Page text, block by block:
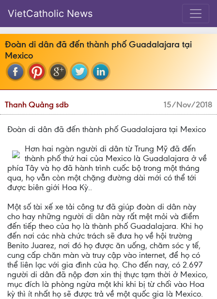
VietCatholic News
Đoàn di dân đã đến thành phố Guadalajara tại
Mexico
Thanh Quảng sdb 15/Nov/2018
Đoàn di dân đã đến thành phố Guadalajara tại Mexico
Hơn hai ngàn người di dân từ Trung Mỹ đã đến
thành phố thứ hai của Mexico là Guadalajara ở về
phía Tây và họ đã hành trình cuốc bộ trong một tháng
qua, họ vẫn còn một chặng đường dài mới có thể tới
được biên giới Hoa Kỳ..
Một số tài xế xe tải công tư đã giúp đoàn di dân này
cho hay những người di dân này rất mệt mỏi và điểm
đến tiếp theo của họ là thành phố Guadalajara. Khi họ
đến nơi các nhà chức trách sẽ đưa họ về hội trường
Benito Juarez, nơi đó họ được ăn uống, chăm sóc y tế,
cung cấp chăn màn và truy cập vào internet, để họ có
thể liên lạc với gia đình của họ. Cho đến nay, có 2.697
người di dân đã nộp đơn xin thị thực tạm thời ở Mexico,
mục đích là phòng ngừa một khi khi bị từ chối vào Hoa
kỳ thì ít nhất họ sẽ được trả về một quốc gia là Mexico.